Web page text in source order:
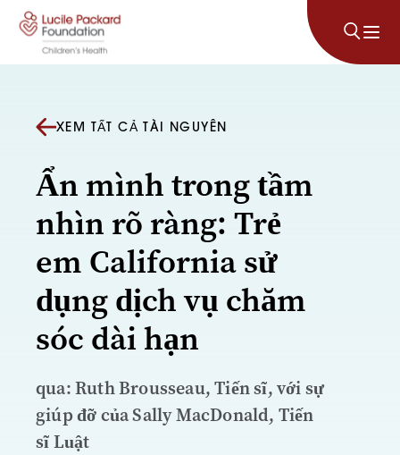
Bỏ qua nội dung
XEM TẤT CẢ TÀI NGUYÊN
Ẩn mình trong tầm
nhìn rõ ràng: Trẻ
em California sử
dụng dịch vụ chăm
sóc dài hạn
qua: Ruth Brousseau, Tiến sĩ, với sự
giúp đỡ của Sally MacDonald, Tiến
sĩ Luật